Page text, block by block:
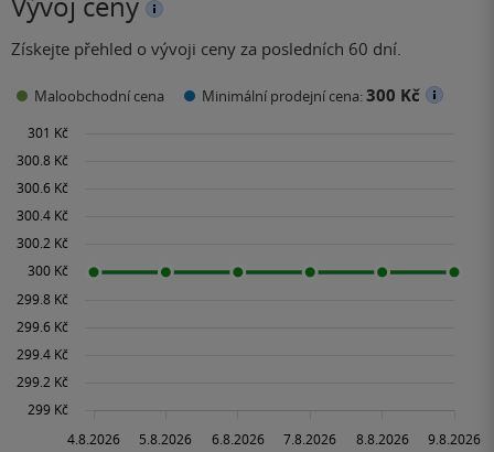
Získejte přehled o vývoji ceny za posledních 60 dní.
Maloobchodní cena Minimální prodejní cena:300 Kč